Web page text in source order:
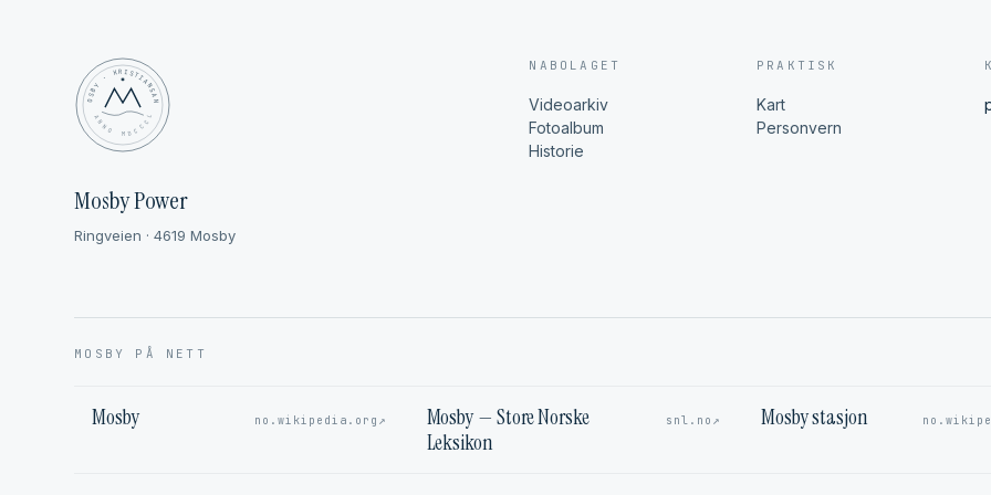
MOSBY · KRISTIANSAND
✦ ANNO MDCCCL ✦
Mosby Power
Ringveien · 4619 Mosby
NABOLAGET
Videoarkiv
Fotoalbum
Historie
PRAKTISK
Kart
Personvern
MOSBY PÅ NETT
Mosby no.wikipedia.org ↗
Mosby — Store Norske
Leksikon
snl.no ↗ Mosby stasjon